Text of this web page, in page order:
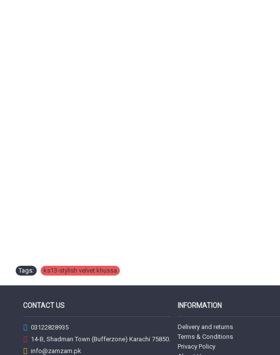
Tags: ks13-stylish velvet khussa
CONTACT US
03122828935
14-B, Shadman Town (Bufferzone) Karachi 75850.
info@zamzam.pk
INFORMATION
Delivery and returns
Terms & Conditions
Privacy Policy